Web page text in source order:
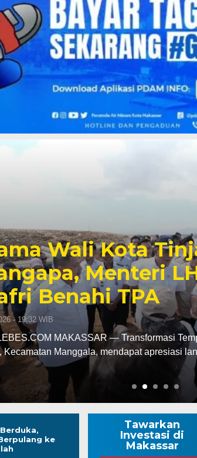
Makassar
dan MARVEC
Awards
Digital
- 18:53 WIB
MAKASSAR — Dinas
kunjungan peserta Australia Awards
ke
Tawarkan
Investasi di
Makassar